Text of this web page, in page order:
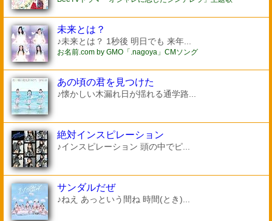
未来とは？
♪未来とは？ 1秒後 明日でも 来年...
お名前.com by GMO「.nagoya」CMソング
あの頃の君を見つけた
♪懐かしい木漏れ日が揺れる通学路...
絶対インスピレーション
♪インスピレーション 頭の中でピ...
サンダルだぜ
♪ねえ あっという間ね 時間(とき)...